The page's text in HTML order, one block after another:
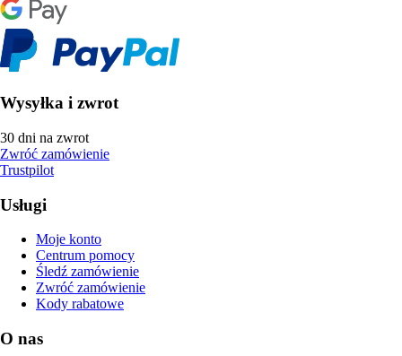
Wysyłka i zwrot
30 dni na zwrot
Zwróć zamówienie
Trustpilot
Usługi
Moje konto
Centrum pomocy
Śledź zamówienie
Zwróć zamówienie
Kody rabatowe
O nas